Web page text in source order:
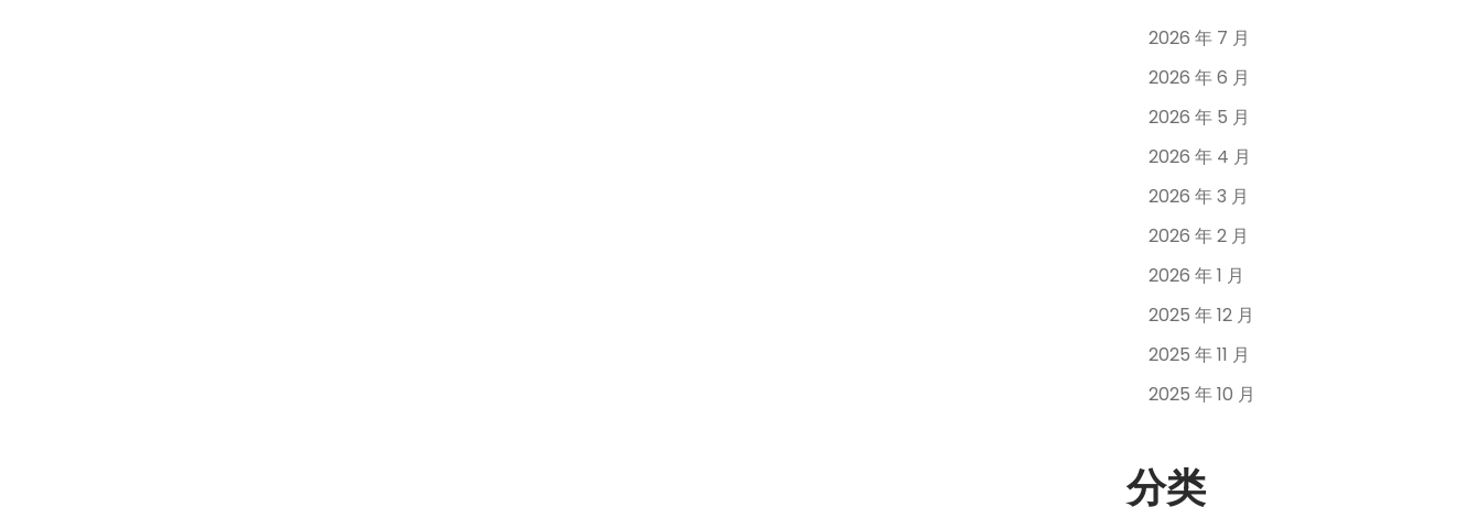
2026 年 7 月
2026 年 6 月
2026 年 5 月
2026 年 4 月
2026 年 3 月
2026 年 2 月
2026 年 1 月
2025 年 12 月
2025 年 11 月
2025 年 10 月
分类